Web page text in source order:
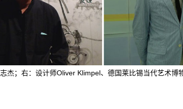
杰；右：设计师Oliver Klimpel、德国莱比锡当代艺术博